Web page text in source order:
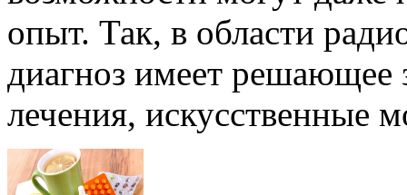
опыт. Так, в области
диагноз имеет решающее
лечения, искусственные